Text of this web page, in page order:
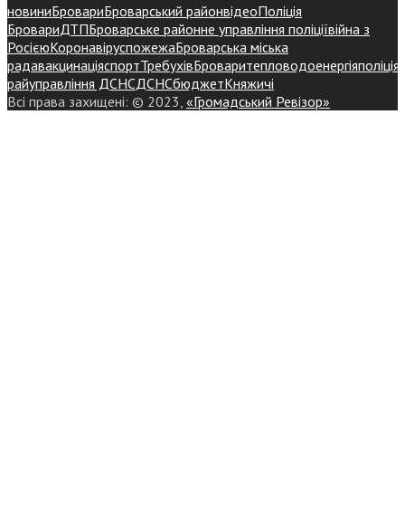
новиниБровариБроварський районвідеоПоліція
БровариДТПБроварське районне управління поліціївійна з
РосієюКоронавіруспожежаБроварська міська
радавакцинаціяспортТребухівБроваритепловодоенергіяполіція
райуправління ДСНСДСНСбюджетКняжичі
Всі права захищені: © 2023, «Громадський Ревізор»